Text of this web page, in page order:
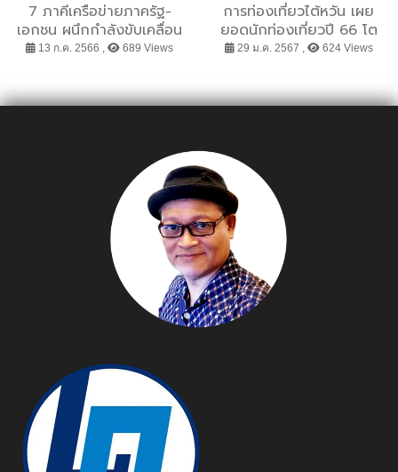
7 ภาคีเครือข่ายภาครัฐ-
เอกชน ผนึกกำลังขับเคลื่อน
โครงการ “Gen ยัง Active
คุณภาพ
13 ก.ค. 2566 , 689 Views
การท่องเที่ยวไต้หวัน เผย
ยอดนักท่องเที่ยวปี 66 โต
ทะลุ 6 ล้านรายตามเป้า เดิน
ไปทั่วโลก” ครั้งที่ 29 พร้อม
หลั่งไหลต่อเนื่องรับต้นปี 67
29 ม.ค. 2567 , 624 Views